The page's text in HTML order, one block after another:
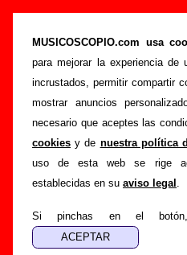
MUSICOSCOPIO.com usa
para mejorar la experiencia de
incrustados, permitir compartir
mostrar anuncios
necesario que aceptes las
cookies y de nuestra política
uso de esta web se rige
establecidas en su aviso legal .
Si pinchas en el
“Puentes de plata”,
(Letra e información)
Portada >Sr. Chinarro >
Esta página pretende
sobre lacanción "Puentes
Chinarro. Además de su
información sobre el autor o
los que está incluido este
encuentras errores o tienes
ayudar a
completar esta